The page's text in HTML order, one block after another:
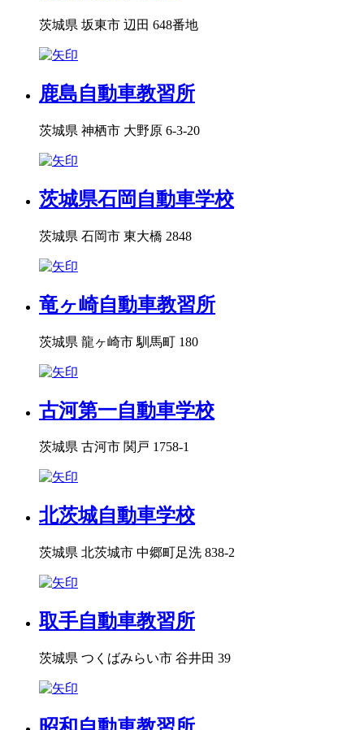
茨城県 坂東市 辺田 648番地
鹿島自動車教習所
茨城県 神栖市 大野原 6-3-20
茨城県石岡自動車学校
茨城県 石岡市 東大橋 2848
竜ヶ崎自動車教習所
茨城県 龍ヶ崎市 馴馬町 180
古河第一自動車学校
茨城県 古河市 関戸 1758-1
北茨城自動車学校
茨城県 北茨城市 中郷町足洗 838-2
取手自動車教習所
茨城県 つくばみらい市 谷井田 39